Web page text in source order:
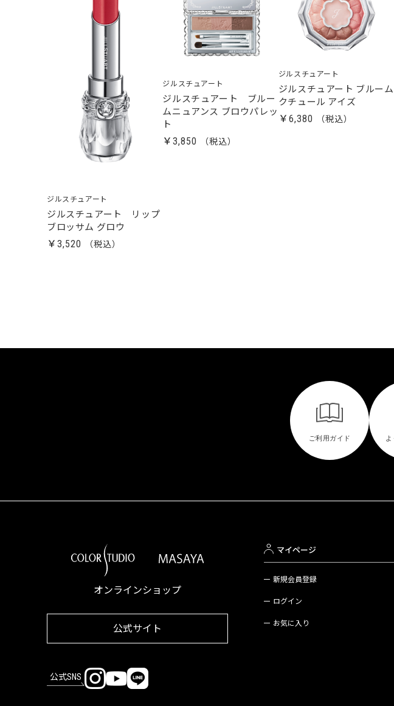
ジルスチュアート
ジルスチュアート リップ
ブロッサム グロウ
￥3,520
ジルスチュアート
ジルスチュアート ブルー
ムニュアンス ブロウパレッ
ト
￥3,850
ジルスチュアート
ジルスチュアート ブルーム
クチュール アイズ
￥6,380
オンラインショップ
公式サイト
公式SNS
マイページ
新規会員登録
ログイン
お気に入り